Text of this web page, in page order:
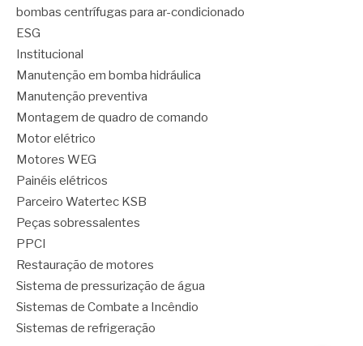
bombas centrífugas para ar-condicionado
ESG
Institucional
Manutenção em bomba hidráulica
Manutenção preventiva
Montagem de quadro de comando
Motor elétrico
Motores WEG
Painéis elétricos
Parceiro Watertec KSB
Peças sobressalentes
PPCI
Restauração de motores
Sistema de pressurização de água
Sistemas de Combate a Incêndio
Sistemas de refrigeração